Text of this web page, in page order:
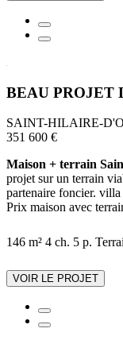
BEAU PROJET
SAINT-HILAIRE-
351 600 €
Maison + terrain
projet sur un terrain
partenaire foncier.
Prix maison avec
146 m² 4 ch. 5 p.
VOIR LE PROJET